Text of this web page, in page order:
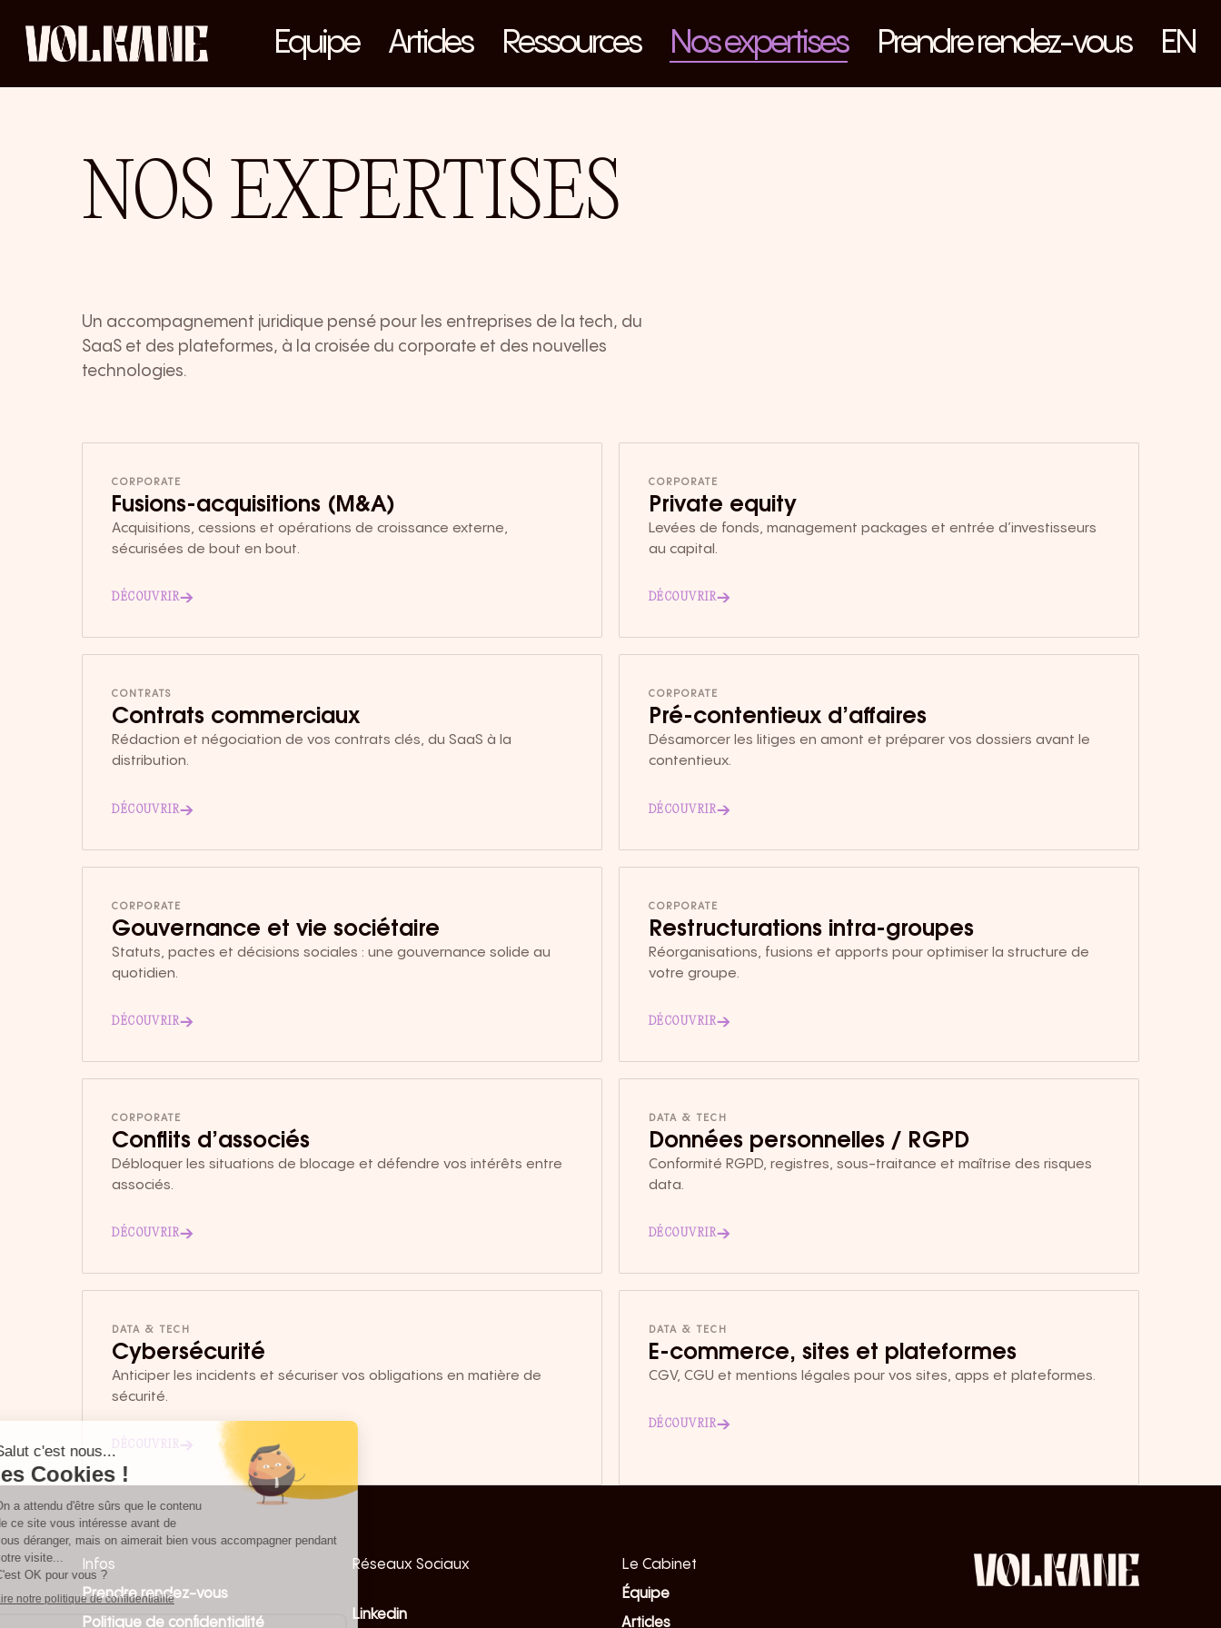
main
Equipe Articles Ressources Nos expertises Prendre rendez-vous EN
NOS EXPERTISES
Un accompagnement juridique pensé pour les entreprises de la tech, du
SaaS et des plateformes, à la croisée du corporate et des nouvelles
technologies.
CORPORATE
Fusions-acquisitions (M&A)
Acquisitions, cessions et opérations de croissance externe,
sécurisées de bout en bout.
DÉCOUVRIR→
CORPORATE
Private equity
Levées de fonds, management packages et entrée d’investisseurs
au capital.
DÉCOUVRIR→
CONTRATS
Contrats commerciaux
Rédaction et négociation de vos contrats clés, du SaaS à la
distribution.
DÉCOUVRIR→
CORPORATE
Pré-contentieux d’affaires
Désamorcer les litiges en amont et préparer vos dossiers avant le
contentieux.
DÉCOUVRIR→
CORPORATE
Gouvernance et vie sociétaire
Statuts, pactes et décisions sociales : une gouvernance solide au
quotidien.
DÉCOUVRIR→
CORPORATE
Restructurations intra-groupes
Réorganisations, fusions et apports pour optimiser la structure de
votre groupe.
DÉCOUVRIR→
CORPORATE
Conflits d’associés
Débloquer les situations de blocage et défendre vos intérêts entre
associés.
DÉCOUVRIR→
DATA & TECH
Données personnelles / RGPD
Conformité RGPD, registres, sous-traitance et maîtrise des risques
data.
DÉCOUVRIR→
DATA & TECH
Cybersécurité
Anticiper les incidents et sécuriser vos obligations en matière de
sécurité.
DÉCOUVRIR→
DATA & TECH
E-commerce, sites et plateformes
CGV, CGU et mentions légales pour vos sites, apps et plateformes.
DÉCOUVRIR→
Infos
Prendre rendez-vous
Politique de confidentialité
Réseaux Sociaux
Linkedin
Le Cabinet
Équipe
Articles